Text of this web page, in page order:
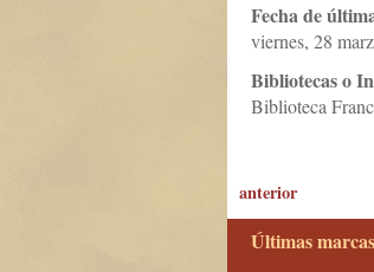
Fecha de
viernes, 28
Bibliotecas o
Biblioteca
anterior
Últimas